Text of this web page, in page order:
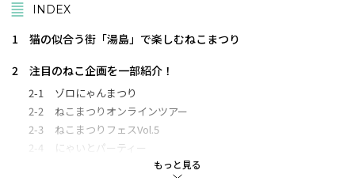
もっと見る
INDEX
1
猫の似合う街「湯島」で楽しむねこまつり
2
注目のねこ企画を一部紹介！
2-1
ゾロにゃんまつり
2-2
ねこまつりオンラインツアー
2-3
ねこまつりフェスVol.5
2-4
にゃいとパーティー
ねこまつり限定御朱印